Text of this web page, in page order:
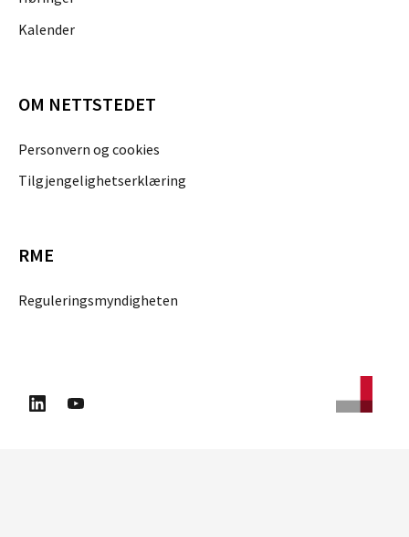
Kalender
OM NETTSTEDET
Personvern og cookies
Tilgjengelighetserklæring
RME
Reguleringsmyndigheten